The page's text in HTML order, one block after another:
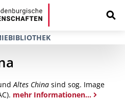
Altes China sind sog. Image
mehr Informationen...